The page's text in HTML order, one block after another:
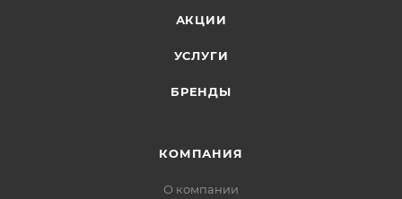
АКЦИИ
УСЛУГИ
БРЕНДЫ
КОМПАНИЯ
О компании